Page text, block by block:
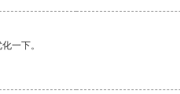
一下。